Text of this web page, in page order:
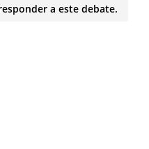
a este debate.